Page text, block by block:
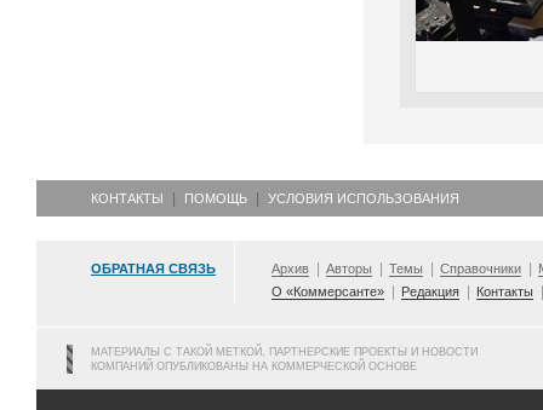
КОНТАКТЫ ПОМОЩЬ УСЛОВИЯ ИСПОЛЬЗОВАНИЯ
ОБРАТНАЯ СВЯЗЬ Архив Авторы Темы Справочники
О «Коммерсанте»
Редакция Контакты
МАТЕРИАЛЫ С ТАКОЙ МЕТКОЙ, ПАРТНЕРСКИЕ ПРОЕКТЫ И НОВОСТИ
КОМПАНИЙ ОПУБЛИКОВАНЫ НА КОММЕРЧЕСКОЙ ОСНОВЕ